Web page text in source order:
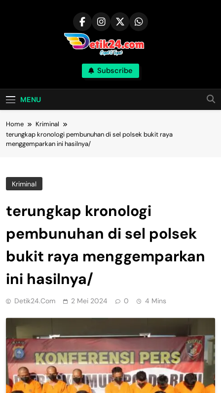
Subscribe
MENU
Home
Kriminal
terungkap kronologi pembunuhan di sel polsek bukit raya
menggemparkan ini hasilnya/
Kriminal
terungkap kronologi
pembunuhan di sel polsek
bukit raya menggemparkan
ini hasilnya/
Detik24.com 2 Mei 2024 0 4 Mins